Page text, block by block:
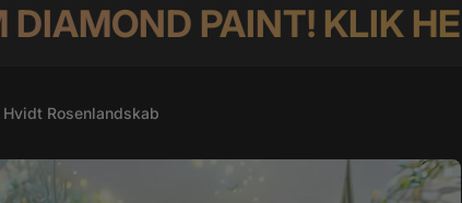
PAINT! KLIK HER! FÅ DIT
Rosenlandskab